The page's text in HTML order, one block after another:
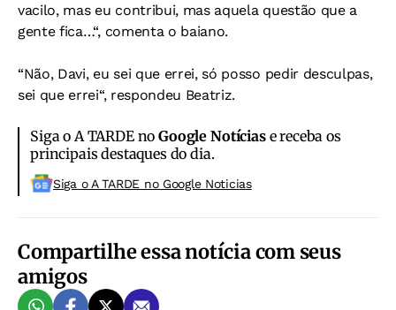
vacilo, mas eu contribui, mas aquela questão que a
gente fica…“, comenta o baiano.
“Não, Davi, eu sei que errei, só posso pedir desculpas,
sei que errei“, respondeu Beatriz.
Siga o A TARDE noGoogle Notíciase receba os
principais destaques do dia.
Siga o A TARDE no Google Noticias
Compartilhe essa notícia com seus
amigos